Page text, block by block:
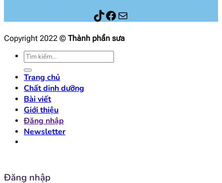
Thành phần sữaFacebook
Mail
Copyright 2022 © Thành phần sưa
Tìm
kiếm:
Trang chủ
Chất dinh dưỡng
Bài viết
Giới thiệu
Đăng nhập
Newsletter
Đăng nhập